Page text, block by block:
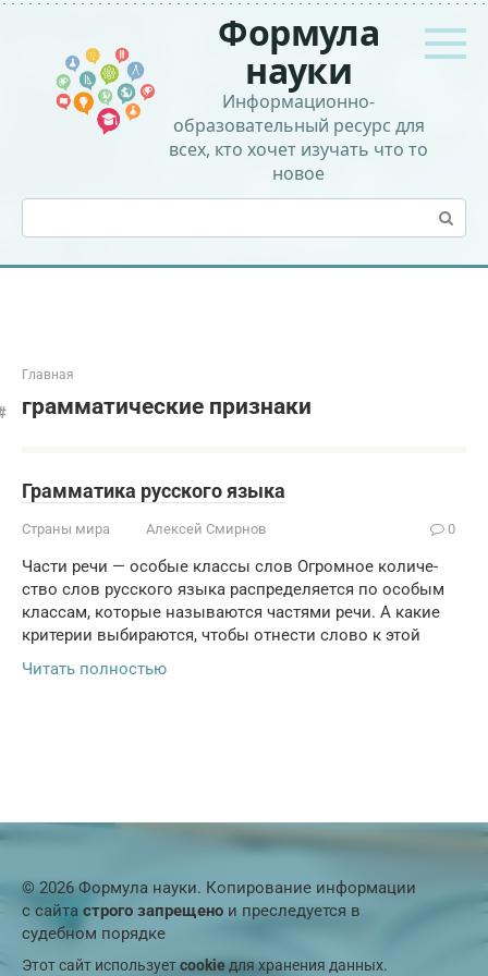
Перейти
контенту
Формула
науки
Информационно-
образовательный ресурс для
всех, кто хочет изучать что то
новое
Поиск:
Главная
грамматические признаки
Грамматика русского языка
Страны мира Алексей Смирнов 0
Части речи — особые классы слов Огромное коли­че­
ство слов рус­ско­го язы­ка рас­пре­де­ля­ет­ся по осо­бым
клас­сам, кото­рые назы­ва­ют­ся частя­ми речи. А какие
кри­те­рии выби­ра­ют­ся, что­бы отне­сти сло­во к этой
Читать полностью
© 2026 Формула науки. Копирование информации
с сайта строго запрещено и преследуется в
судебном порядке
Этот сайт используетcookieдля хранения данных.